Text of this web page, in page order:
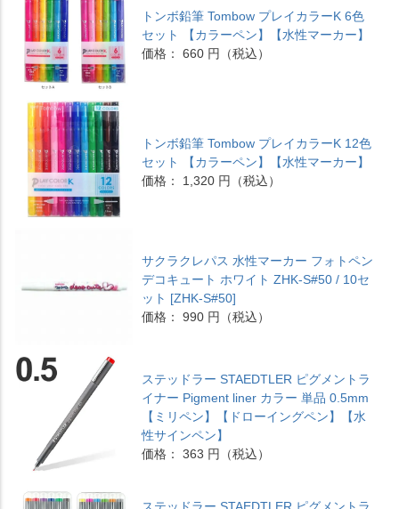
トンボ鉛筆 Tombow プレイカラーK 6色
セット 【カラーペン】【水性マーカー】
価格： 660 円（税込）
トンボ鉛筆 Tombow プレイカラーK 12色
セット 【カラーペン】【水性マーカー】
価格： 1,320 円（税込）
サクラクレパス 水性マーカー フォトペン
デコキュート ホワイト ZHK-S#50 / 10セ
ット [ZHK-S#50]
価格： 990 円（税込）
ステッドラー STAEDTLER ピグメントラ
イナー Pigment liner カラー 単品 0.5mm
【ミリペン】【ドローイングペン】【水
性サインペン】
価格： 363 円（税込）
ステッドラー STAEDTLER ピグメントラ